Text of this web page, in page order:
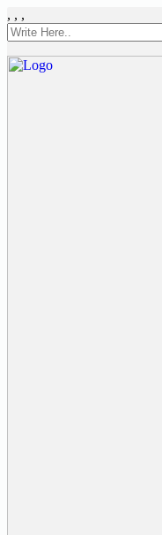
, , ,